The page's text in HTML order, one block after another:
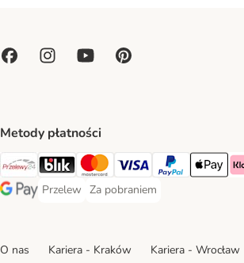
Metody płatności
Przelewy24 Payment Method
Blik Payment Method
MasterCard Payment Method
Visa Payment Method
PayPal Payment
Apple
Google Pay Payment Method
Przelew
Przelew Payment Method
Za pobraniem
Za pobraniem Payment Method
O nas Kariera - Kraków Kariera - Wrocław